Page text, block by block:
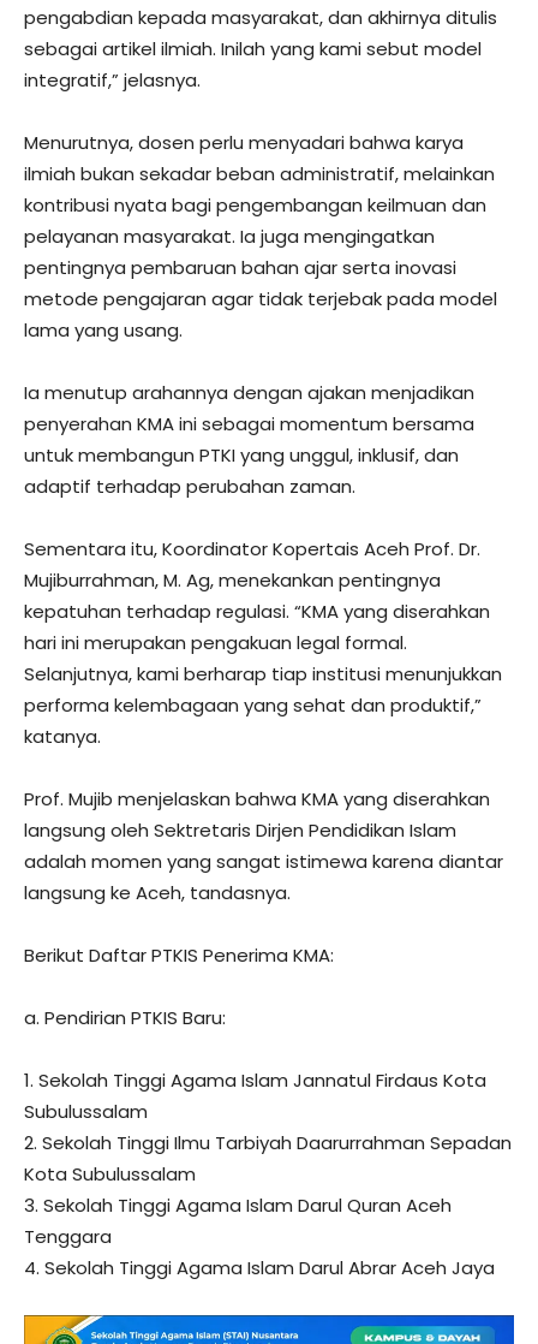
pengabdian kepada masyarakat, dan akhirnya ditulis
sebagai artikel ilmiah. Inilah yang kami sebut model
integratif,” jelasnya.
Menurutnya, dosen perlu menyadari bahwa karya
ilmiah bukan sekadar beban administratif, melainkan
kontribusi nyata bagi pengembangan keilmuan dan
pelayanan masyarakat. Ia juga mengingatkan
pentingnya pembaruan bahan ajar serta inovasi
metode pengajaran agar tidak terjebak pada model
lama yang usang.
Ia menutup arahannya dengan ajakan menjadikan
penyerahan KMA ini sebagai momentum bersama
untuk membangun PTKI yang unggul, inklusif, dan
adaptif terhadap perubahan zaman.
Sementara itu, Koordinator Kopertais Aceh Prof. Dr.
Mujiburrahman, M. Ag, menekankan pentingnya
kepatuhan terhadap regulasi. “KMA yang diserahkan
hari ini merupakan pengakuan legal formal.
Selanjutnya, kami berharap tiap institusi menunjukkan
performa kelembagaan yang sehat dan produktif,”
katanya.
Prof. Mujib menjelaskan bahwa KMA yang diserahkan
langsung oleh Sektretaris Dirjen Pendidikan Islam
adalah momen yang sangat istimewa karena diantar
langsung ke Aceh, tandasnya.
Berikut Daftar PTKIS Penerima KMA:
a. Pendirian PTKIS Baru:
1. Sekolah Tinggi Agama Islam Jannatul Firdaus Kota
Subulussalam
2. Sekolah Tinggi Ilmu Tarbiyah Daarurrahman Sepadan
Kota Subulussalam
3. Sekolah Tinggi Agama Islam Darul Quran Aceh
Tenggara
4. Sekolah Tinggi Agama Islam Darul Abrar Aceh Jaya